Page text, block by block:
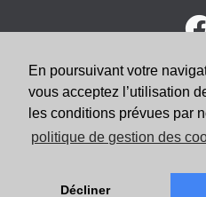
En poursuivant votre
vous acceptez l’utilisation
les conditions prévues par
politique de gestion des
Décliner
Copyright 2026 Revue Catholique